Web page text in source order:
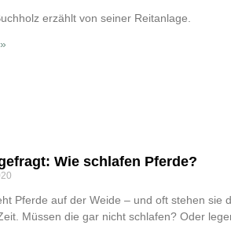
erzählt von seiner Reitanlage.
Wie schlafen Pferde?
Pferde auf der Weide – und oft stehen sie
Müssen die gar nicht schlafen? Oder